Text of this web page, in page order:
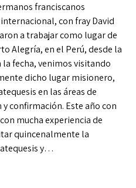
franciscanos
con fray David
a trabajar como lugar de
Alegría, en el Perú, desde la
fecha, venimos visitando
dicho lugar misionero,
en las áreas de
confirmación. Este año con
mucha experiencia de
quincenalmente la
y…